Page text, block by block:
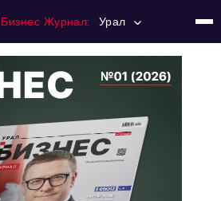
Бизнес Журнал: Урал